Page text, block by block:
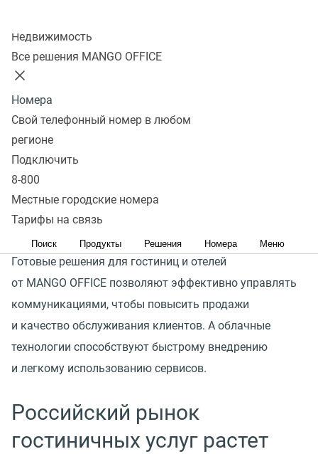
Недвижимость
Все решения MANGO OFFICE
Номера
Свой телефонный номер в любом
регионе
Подключить
8-800
Местные городские номера
Тарифы на связь
Поиск Продукты Решения Номера Меню
В условиях санкций спрос на внутренний туризм
туристических кластеров, и поток туристов
организовать надежную коммуникацию во всех
каналах и оперативно реагировать на запросы
и потребности потенциальных клиентов, чтобы
те не ушли к конкурентам.
Готовые решения для гостиниц и отелей
от MANGO OFFICE позволяют эффективно управлять
коммуникациями, чтобы повысить продажи
и качество обслуживания клиентов. А облачные
технологии способствуют быстрому внедрению
и легкому использованию сервисов.
Российский рынок
гостиничных услуг растет